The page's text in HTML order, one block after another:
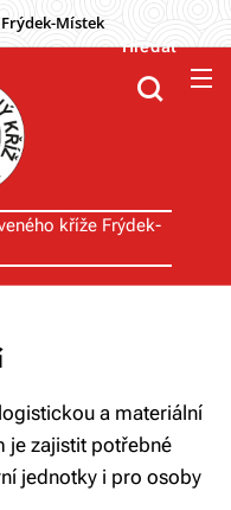
Frýdek-Místek
kříže Frýdek-
Hledat
a materiální
je zajistit potřebné
jednotky i pro osoby